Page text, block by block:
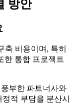
방안
축 비용이며, 특히
한 통합 프로젝트
부한 파트너사와
적 부담을 분산시